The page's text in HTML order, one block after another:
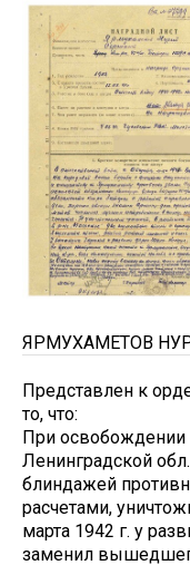
ЯРМУХАМЕТОВ
Представлен к
то, что:
При освобождении
Ленинградской
блиндажей
расчетами,
марта 1942 г. у
заменил